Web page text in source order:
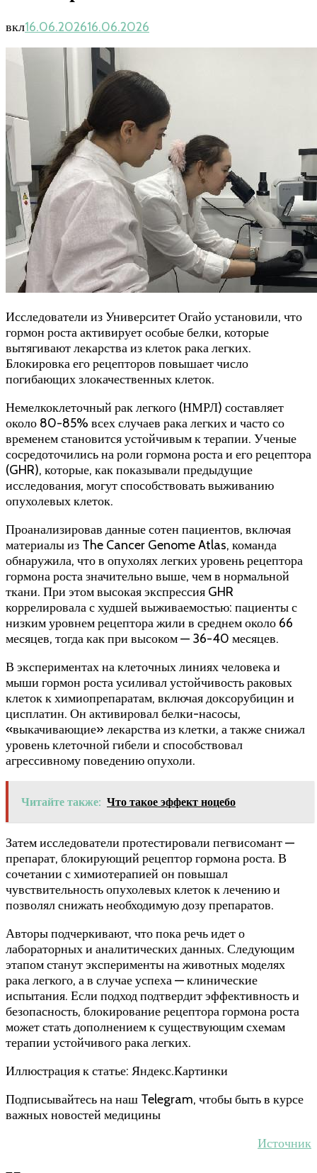
вкл16.06.202616.06.2026
Исследователи из Университет Огайо установили, что
гормон роста активирует особые белки, которые
вытягивают лекарства из клеток рака легких.
Блокировка его рецепторов повышает число
погибающих злокачественных клеток.
Немелкоклеточный рак легкого (НМРЛ) составляет
около 80-85% всех случаев рака легких и часто со
временем становится устойчивым к терапии. Ученые
сосредоточились на роли гормона роста и его рецептора
(GHR), которые, как показывали предыдущие
исследования, могут способствовать выживанию
опухолевых клеток.
Проанализировав данные сотен пациентов, включая
материалы из The Cancer Genome Atlas, команда
обнаружила, что в опухолях легких уровень рецептора
гормона роста значительно выше, чем в нормальной
ткани. При этом высокая экспрессия GHR
коррелировала с худшей выживаемостью: пациенты с
низким уровнем рецептора жили в среднем около 66
месяцев, тогда как при высоком — 36-40 месяцев.
В экспериментах на клеточных линиях человека и
мыши гормон роста усиливал устойчивость раковых
клеток к химиопрепаратам, включая доксорубицин и
цисплатин. Он активировал белки-насосы,
«выкачивающие» лекарства из клетки, а также снижал
уровень клеточной гибели и способствовал
агрессивному поведению опухоли.
Читайте также: Что такое эффект ноцебо
Затем исследователи протестировали пегвисомант —
препарат, блокирующий рецептор гормона роста. В
сочетании с химиотерапией он повышал
чувствительность опухолевых клеток к лечению и
позволял снижать необходимую дозу препаратов.
Авторы подчеркивают, что пока речь идет о
лабораторных и аналитических данных. Следующим
этапом станут эксперименты на животных моделях
рака легкого, а в случае успеха — клинические
испытания. Если подход подтвердит эффективность и
безопасность, блокирование рецептора гормона роста
может стать дополнением к существующим схемам
терапии устойчивого рака легких.
Иллюстрация к статье: Яндекс.Картинки
Подписывайтесь на наш Telegram, чтобы быть в курсе
важных новостей медицины
Источник